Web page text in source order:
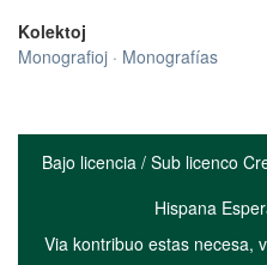
Kolektoj
Monografioj · Monografías
Bajo licencia / Sub licenco
Hispana
Via kontribuo estas necesa,